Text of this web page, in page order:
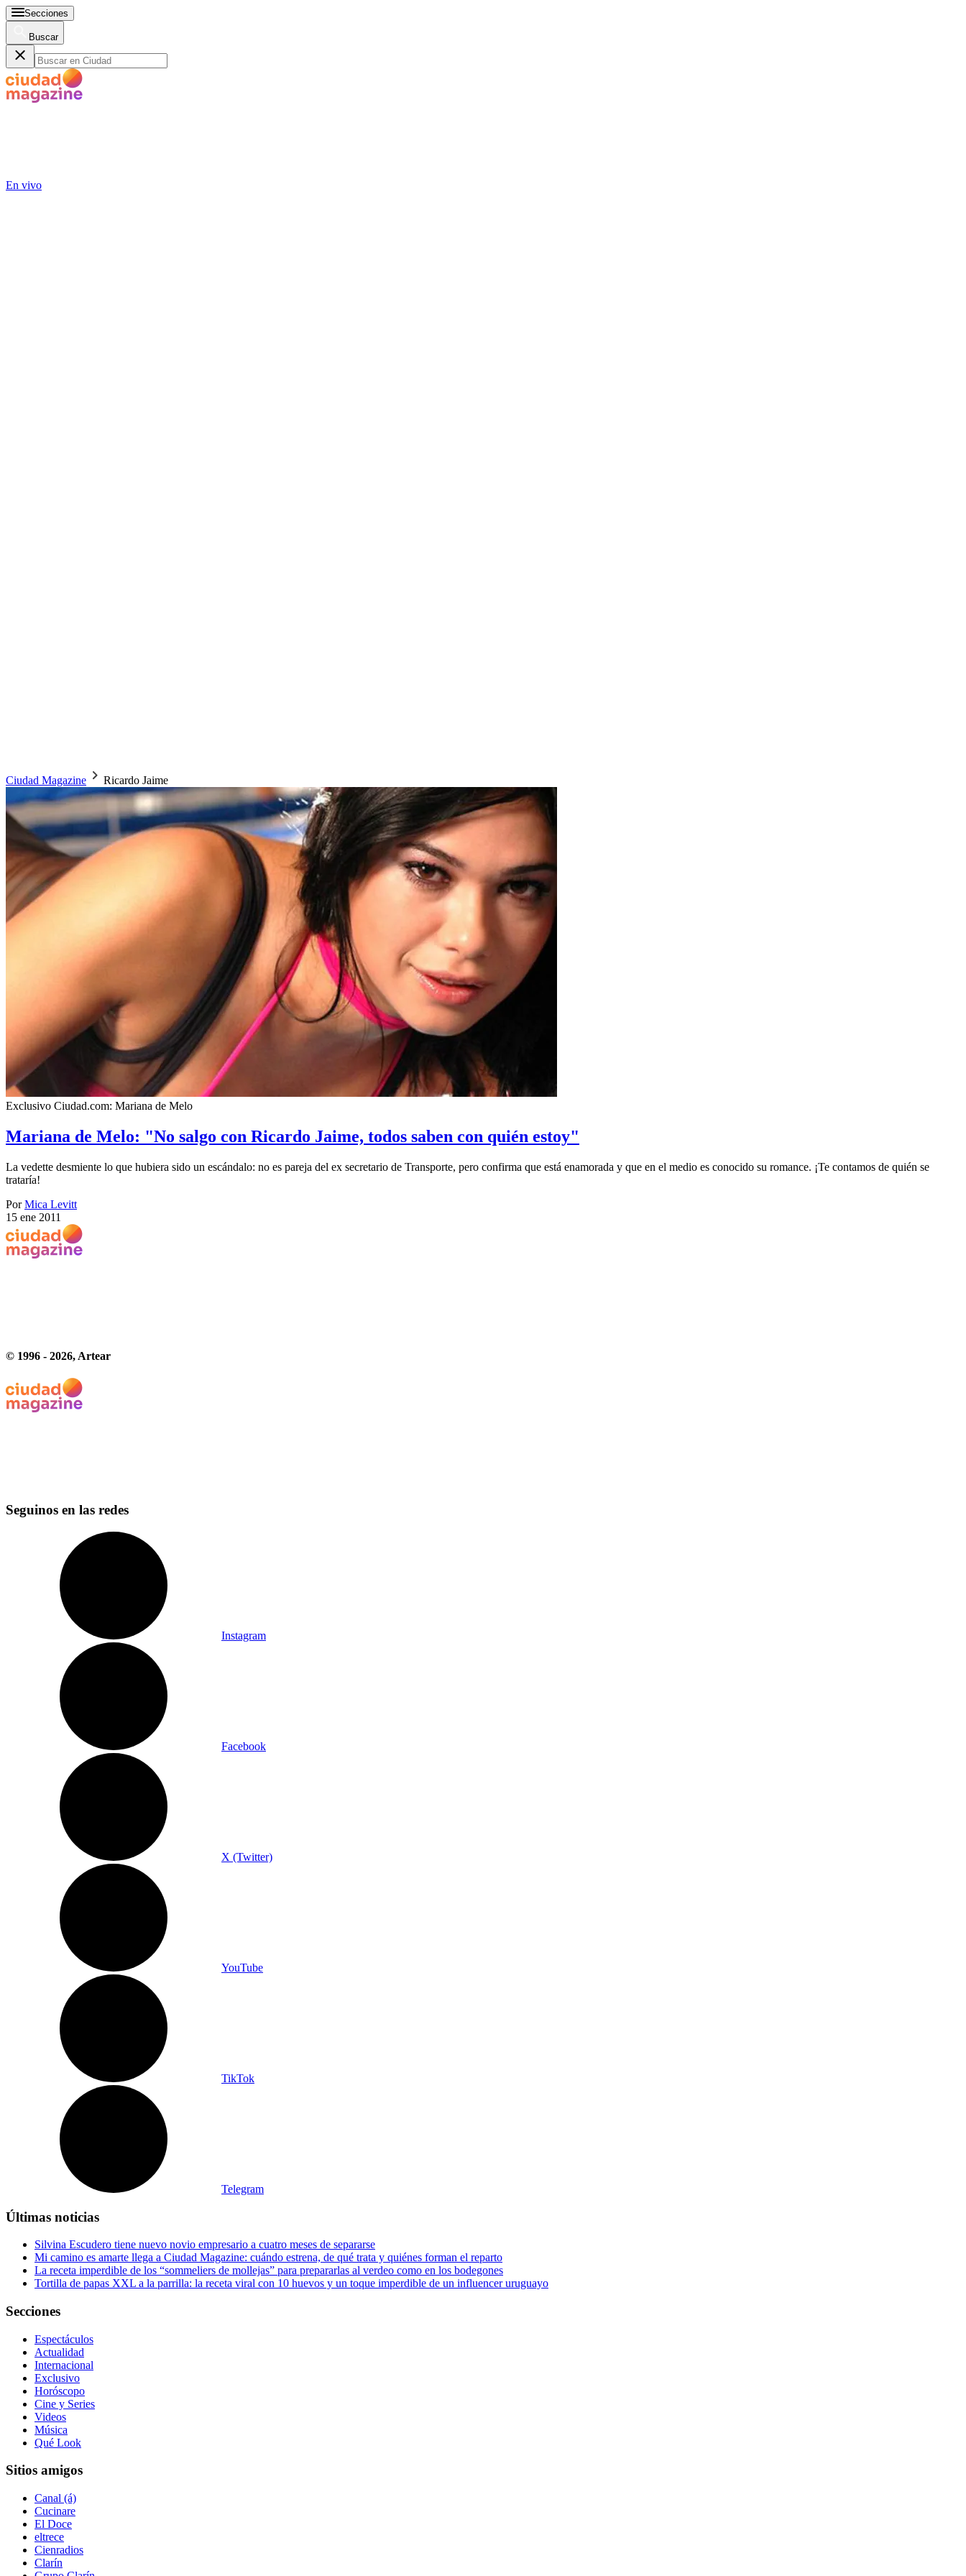
Secciones
Buscar
En vivo
Ciudad Magazine Ricardo Jaime
Exclusivo Ciudad.com: Mariana de Melo
Mariana de Melo: "No salgo con Ricardo Jaime, todos saben con quién estoy"
La vedette desmiente lo que hubiera sido un escándalo: no es pareja del ex secretario de Transporte, pero confirma que está enamorada y que en el medio es conocido su romance. ¡Te contamos de quién se
trataría!
PorMica Levitt
15 ene 2011
© 1996 - 2026, Artear
Seguinos en las redes
Instagram
Facebook
X (Twitter)
YouTube
TikTok
Telegram
Últimas noticias
Silvina Escudero tiene nuevo novio empresario a cuatro meses de separarse
Mi camino es amarte llega a Ciudad Magazine: cuándo estrena, de qué trata y quiénes forman el reparto
La receta imperdible de los “sommeliers de mollejas” para prepararlas al verdeo como en los bodegones
Tortilla de papas XXL a la parrilla: la receta viral con 10 huevos y un toque imperdible de un influencer uruguayo
Secciones
Espectáculos
Actualidad
Internacional
Exclusivo
Horóscopo
Cine y Series
Videos
Música
Qué Look
Sitios amigos
Canal (á)
Cucinare
El Doce
eltrece
Cienradios
Clarín